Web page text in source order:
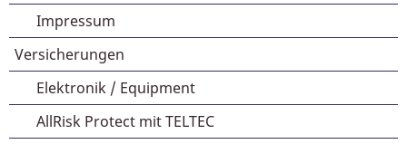
Impressum
Versicherungen
Elektronik / Equipment
AllRisk Protect mit TELTEC